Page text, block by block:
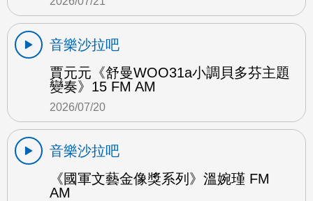
音樂沙拉吧
賈元元《舒曼WOO31a小調貝多芬主題
變奏》15 FM AM
2026/07/20
音樂沙拉吧
《國軍文藝金像獎系列》溫婉瑾 FM
AM